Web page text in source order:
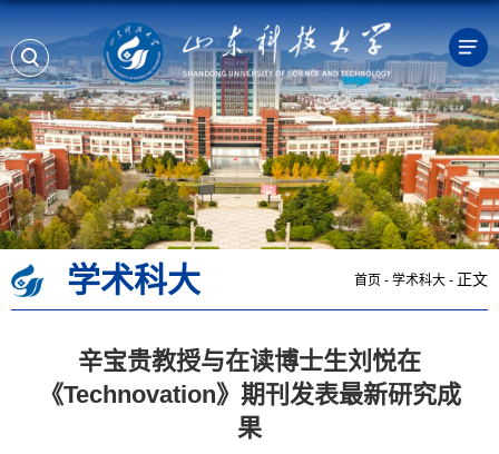
学术科大 首页 - 学术科大 - 正文
辛宝贵教授与在读博士生刘悦在
《Technovation》期刊发表最新研究成
果